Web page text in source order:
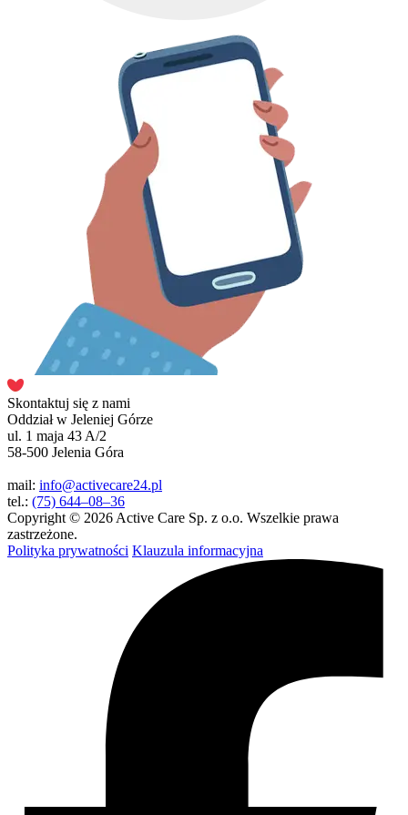
Skontaktuj się z nami
Oddział w Jeleniej Górze
ul. 1 maja 43 A/2
58-500 Jelenia Góra
mail: info@activecare24.pl
tel.: (75) 644–08–36
Copyright © 2026 Active Care Sp. z o.o. Wszelkie prawa
zastrzeżone.
Polityka prywatności Klauzula informacyjna